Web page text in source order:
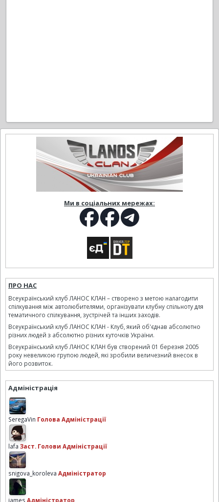
Ми в соціальних мережах:
ПРО НАС
Всеукраїнський клуб ЛАНОС КЛАН – створено з метою налагодити
спілкування між автолюбителями, організувати клубну спільноту для
тематичного спілкування, зустрічей та інших заходів.
Всеукраїнський клуб ЛАНОС КЛАН - Клуб, який об'єднав абсолютно
різних людей з абсолютно різних куточків України.
Всеукраїнський клуб ЛАНОС КЛАН був створений 01 березня 2005
року невеликою групою людей, які зробили величезний внесок в
його розвиток.
Адміністрація
SeregaVin Голова Адміністрації
lafa Заст. Голови Адміністрації
snigova_koroleva Адміністратор
james Адміністратор